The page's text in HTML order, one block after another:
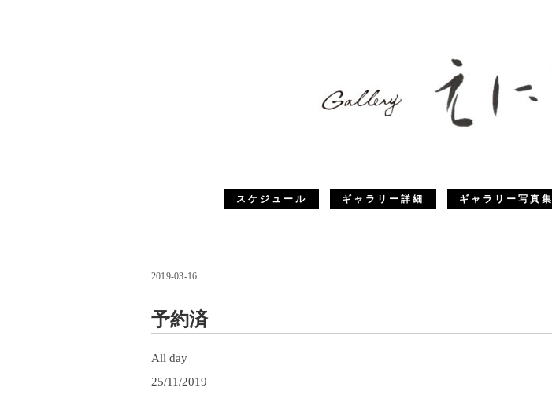
スケジュール ギャラリー詳細 ギャラリー写真集
2019-03-16
予約済
All day
25/11/2019